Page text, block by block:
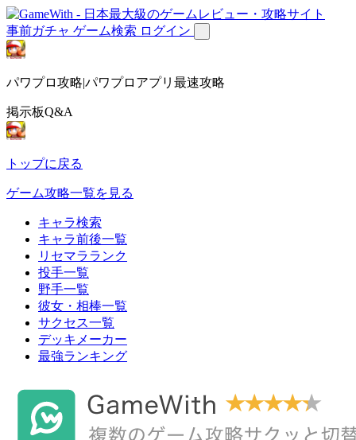
事前ガチャ ゲーム検索 ログイン
パワプロ攻略|パワプロアプリ最速攻略
掲示板Q&A
トップに戻る
ゲーム攻略一覧を見る
キャラ検索
キャラ前後一覧
リセマラランク
投手一覧
野手一覧
彼女・相棒一覧
サクセス一覧
デッキメーカー
最強ランキング